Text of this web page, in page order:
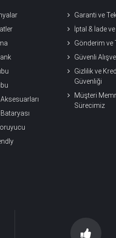
Garanti ve
İptal & İade
Gönderim ve
Güvenli
Gizlilik ve
Güvenliği
Müşteri
Sürecimiz